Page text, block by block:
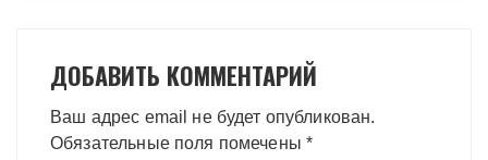
ДОБАВИТЬ КОММЕНТАРИЙ
Ваш адрес email не будет опубликован.
Обязательные поля помечены*